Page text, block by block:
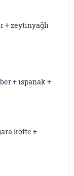
+ zeytinyağlı
+ ıspanak +
köfte +